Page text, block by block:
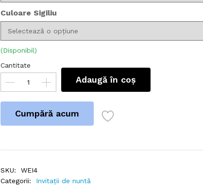
Culoare Sigiliu
(Disponibil)
Cantitate
Adaugă în coș
Cumpără acum
SKU:
WEI4
Categorii:
Invitații de nuntă